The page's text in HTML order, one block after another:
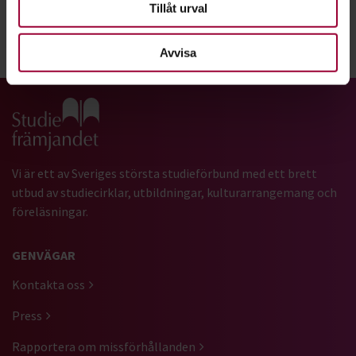
Tillåt urval
AvvisaLinkedIn
Gå till studiefrämjandets startsida
Vi är ett av Sveriges största studieförbund med ett brett
utbud av studiecirklar, utbildningar, kulturarrangemang och
föreläsningar.
GENVÄGAR
Kontakta oss
Press
Rapportera om missförhållanden